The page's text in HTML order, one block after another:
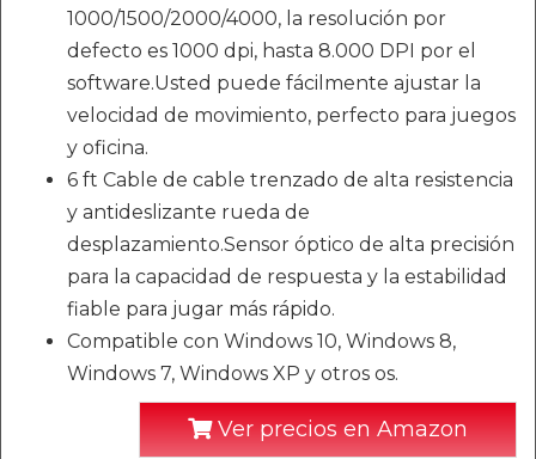
1000/1500/2000/4000, la resolución por
defecto es 1000 dpi, hasta 8.000 DPI por el
software.Usted puede fácilmente ajustar la
velocidad de movimiento, perfecto para juegos
y oficina.
6 ft Cable de cable trenzado de alta resistencia
y antideslizante rueda de
desplazamiento.Sensor óptico de alta precisión
para la capacidad de respuesta y la estabilidad
fiable para jugar más rápido.
Compatible con Windows 10, Windows 8,
Windows 7, Windows XP y otros os.
Ver precios en Amazon